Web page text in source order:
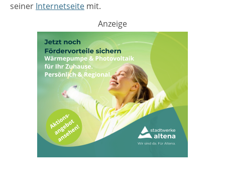
seiner Internetseite mit.
Anzeige